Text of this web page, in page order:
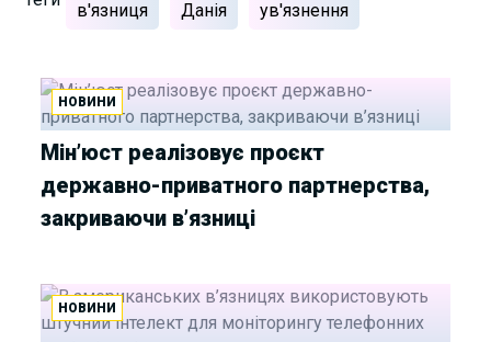
в'язниця Данія ув'язнення
НОВИНИ
Мін’юст реалізовує проєкт
державно-приватного партнерства,
закриваючи в’язниці
НОВИНИ